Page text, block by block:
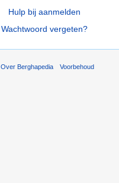
Hulp bij aanmelden
Wachtwoord vergeten?
Over Berghapedia Voorbehoud